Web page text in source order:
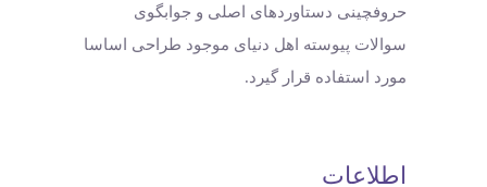
حروفچینی دستاوردهای اصلی و جوابگوی
سوالات پیوسته اهل دنیای موجود طراحی اساسا
مورد استفاده قرار گیرد.
اطلاعات